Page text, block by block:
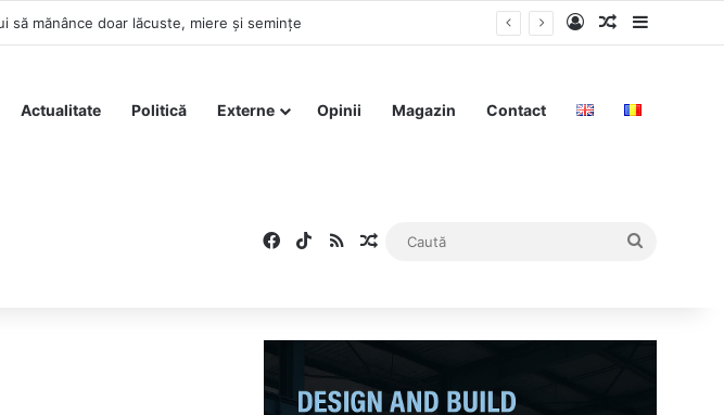
să mănânce doar lăcuste, miere și semințe Log InArticolSidebar
Actualitate Politică Externe Opinii Magazin Contact
Facebook
TikTok
RSSArticol aleatoriu